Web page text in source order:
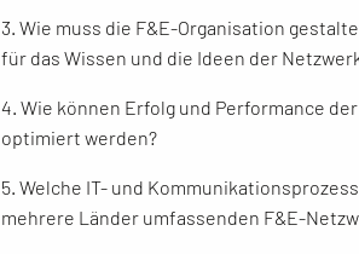
3. Wie muss die F&E-Organisation
für das Wissen und die Ideen der
4. Wie können Erfolg und Performance
optimiert werden?
5. Welche IT- und
mehrere Länder umfassenden F&E-